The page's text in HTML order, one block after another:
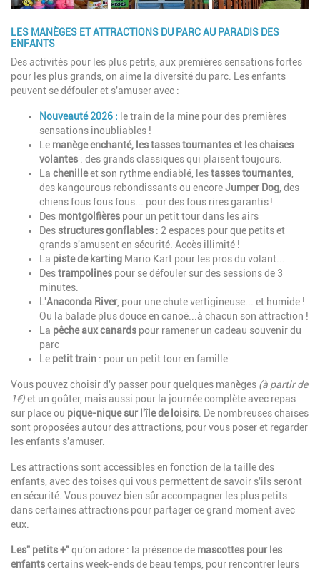
LES MANÈGES ET ATTRACTIONS DU PARC AU PARADIS DES
ENFANTS
Des activités pour les plus petits, aux premières sensations fortes
pour les plus grands, on aime la diversité du parc. Les enfants
peuvent se défouler et s'amuser avec :
Nouveauté 2026 : le train de la mine pour des premières
sensations inoubliables !
Le manège enchanté, les tasses tournantes et les chaises
volantes : des grands classiques qui plaisent toujours.
La chenilleet son rythme endiablé, lestasses tournantes
des kangourous rebondissants ou encoreJumper Dog , des
chiens fous fous fous... pour des fous rires garantis !
Des montgolfières pour un petit tour dans les airs
Desstructures gonflables : 2 espaces pour que petits et
grands s'amusent en sécurité. Accès illimité !
La piste de karting Mario Kart pour les pros du volant...
Destrampolines pour se défouler sur des sessions de 3
minutes.
L'Anaconda River , pour une chute vertigineuse... et humide !
Ou la balade plus douce en canoë...à chacun son attraction !
La pêche aux canards pour ramener un cadeau souvenir du
parc
Le petit train : pour un petit tour en famille
Vous pouvez choisir d'y passer pour quelques manèges (à partir de
1€)et un goûter, mais aussi pour la journée complète avec repas
sur place ou pique-nique sur l'île de loisirs . De nombreuses chaises
sont proposées autour des attractions, pour vous poser et regarder
les enfants s'amuser.
Les attractions sont accessibles en fonction de la taille des
enfants, avec des toises qui vous permettent de savoir s'ils seront
en sécurité. Vous pouvez bien sûr accompagner les plus petits
dans certaines attractions pour partager ce grand moment avec
eux.
Les" petits +"qu'on adore : la présence de mascottes pour les
enfantscertains week-ends de beau temps, pour rencontrer leurs